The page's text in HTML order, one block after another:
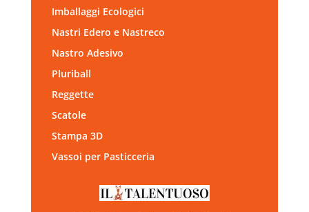
Imballaggi Ecologici
Nastri Edero e Nastreco
Nastro Adesivo
Pluriball
Reggette
Scatole
Stampa 3D
Vassoi per Pasticceria